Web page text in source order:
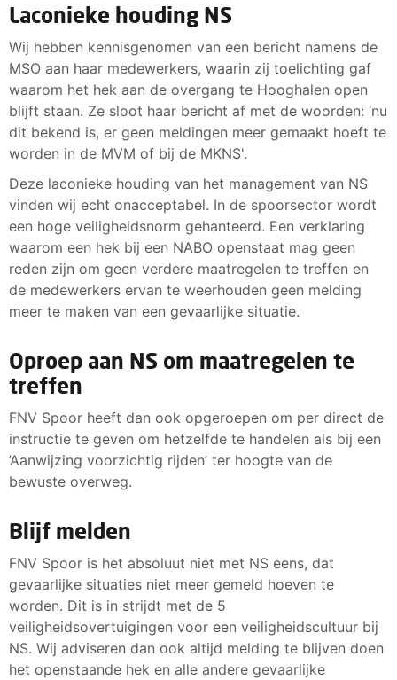
Laconieke houding NS
Wij hebben kennisgenomen van een bericht namens de
MSO aan haar medewerkers, waarin zij toelichting gaf
waarom het hek aan de overgang te Hooghalen open
blijft staan. Ze sloot haar bericht af met de woorden: ‘nu
dit bekend is, er geen meldingen meer gemaakt hoeft te
worden in de MVM of bij de MKNS'.
Deze laconieke houding van het management van NS
vinden wij echt onacceptabel. In de spoorsector wordt
een hoge veiligheidsnorm gehanteerd. Een verklaring
waarom een hek bij een NABO openstaat mag geen
reden zijn om geen verdere maatregelen te treffen en
de medewerkers ervan te weerhouden geen melding
meer te maken van een gevaarlijke situatie.
Oproep aan NS om maatregelen te
treffen
FNV Spoor heeft dan ook opgeroepen om per direct de
instructie te geven om hetzelfde te handelen als bij een
’Aanwijzing voorzichtig rijden’ ter hoogte van de
bewuste overweg.
Blijf melden
FNV Spoor is het absoluut niet met NS eens, dat
gevaarlijke situaties niet meer gemeld hoeven te
worden. Dit is in strijdt met de 5
veiligheidsovertuigingen voor een veiligheidscultuur bij
NS. Wij adviseren dan ook altijd melding te blijven doen
het openstaande hek en alle andere gevaarlijke